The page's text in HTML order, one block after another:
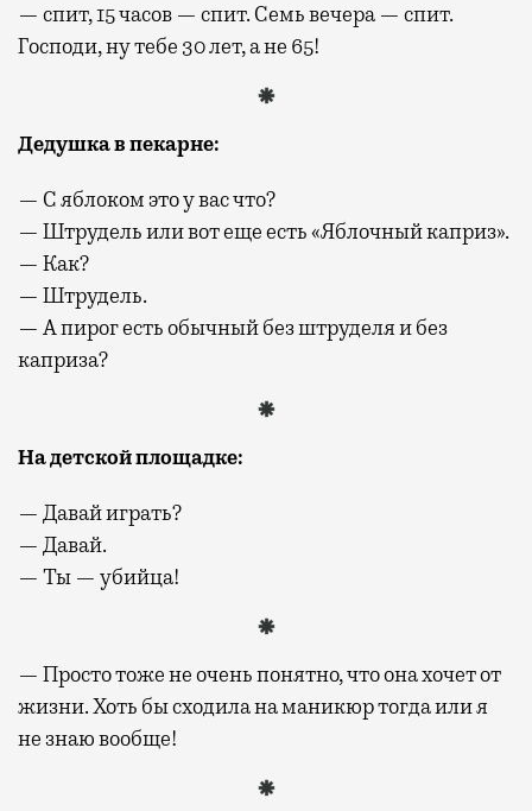
— спит, 15 часов — спит. Семь вечера — спит.
Господи, ну тебе 30 лет, а не 65!
Дедушка в пекарне:
— С яблоком это у вас что?
— Штрудель или вот еще есть «Яблочный каприз».
— Как?
— Штрудель.
— А пирог есть обычный без штруделя и без
каприза?
На детской площадке:
— Давай играть?
— Давай.
— Ты — убийца!
— Просто тоже не очень понятно, что она хочет от
жизни. Хоть бы сходила на маникюр тогда или я
не знаю вообще!